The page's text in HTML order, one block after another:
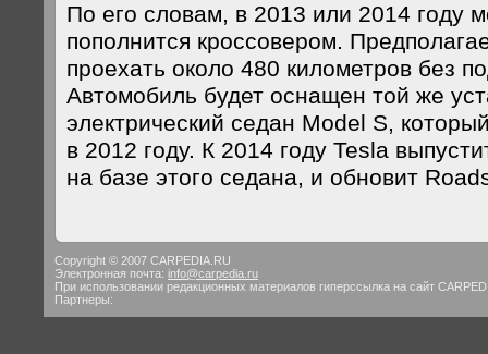
По его словам, в 2013 или 2014 году
пополнится кроссовером.
проехать около 480 километров без
Автомобиль будет оснащен той же
электрический седан Model S,
в 2012 году. К 2014 году Tesla
на базе этого седана, и обновит
Copyright © 2007 CARPEDIA.RU
Электронная почта: info@carpedia.ru
При использовании редакционных материалов гиперссылка на сайт
Партнеры: